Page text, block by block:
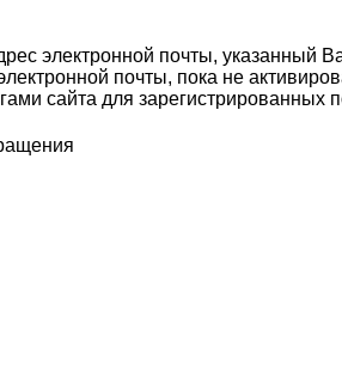
электронной почты, указанный
почты, пока не
сайта для зарегистрированных